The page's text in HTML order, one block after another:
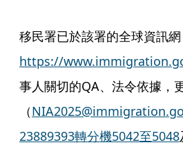
移民署已於該署的全球資訊網
https://
事人關切的QA、法令依據，
（
23889393轉分機5042至5048